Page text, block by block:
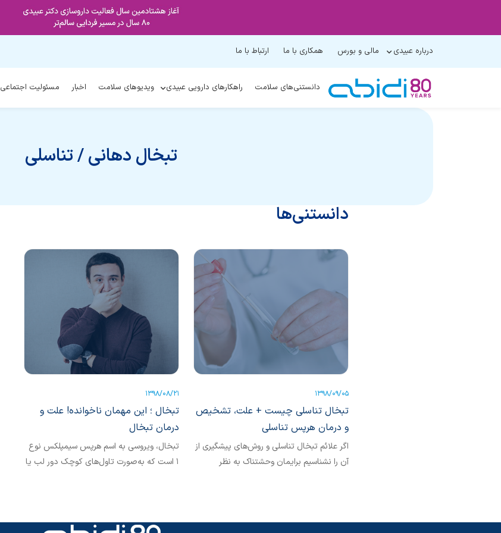
درباره عبیدی مالی و بورس همکاری با ما ارتباط با ما
دانستنی‌های سلامت راهکارهای دارویی عبیدی ویدیوهای سلامت اخبار مسئولیت اجتماعی
تبخال دهانی / تناسلی
دانستنی‌ها
1398/09/05
تبخال تناسلی چیست + علت، تشخیص
و درمان هرپس تناسلی
اگر علائم تبخال تناسلی و روش‌های پیشگیری از
آن را نشناسیم برایمان وحشتناک به نظر
1398/08/21
تبخال ؛ این مهمان ناخوانده! علت و
درمان تبخال
تبخال، ویروسی به اسم هرپس سیمپلکس نوع
1 است که به‌صورت تاول‌های کوچک دور لب یا